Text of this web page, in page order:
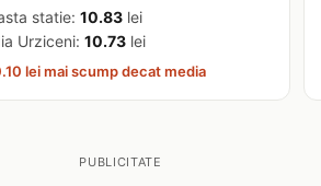
statie:10.83 lei
Urziceni:10.73 lei
lei mai scump decat media
PUBLICITATE